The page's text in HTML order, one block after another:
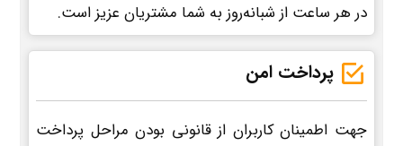
در هر ساعت از شبانه‌روز به شما مشتریان عزیز است.
پرداخت امن
جهت اطمینان کاربران از قانونی بودن مراحل پرداخت